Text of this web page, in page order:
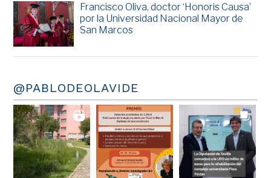
Francisco Oliva, doctor ‘Honoris Causa’
por la Universidad Nacional Mayor de
San Marcos
@PABLODEOLAVIDE